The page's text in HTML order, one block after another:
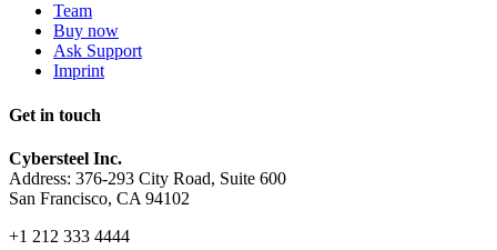
Team
Buy now
Ask Support
Imprint
Get in touch
Cybersteel Inc.
Address: 376-293 City Road, Suite 600
San Francisco, CA 94102
+1 212 333 4444